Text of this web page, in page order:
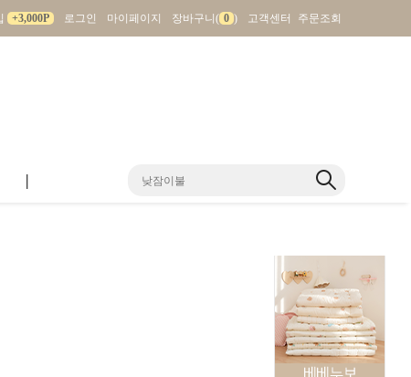
+3,000P 로그인 마이페이지 장바구니( 0 ) 고객센터 주문조회
|